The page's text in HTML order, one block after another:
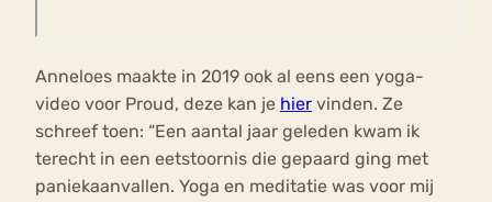
Anneloes maakte in 2019 ook al eens een yoga-
video voor Proud, deze kan je hier vinden. Ze
schreef toen: “Een aantal jaar geleden kwam ik
terecht in een eetstoornis die gepaard ging met
paniekaanvallen. Yoga en meditatie was voor mij